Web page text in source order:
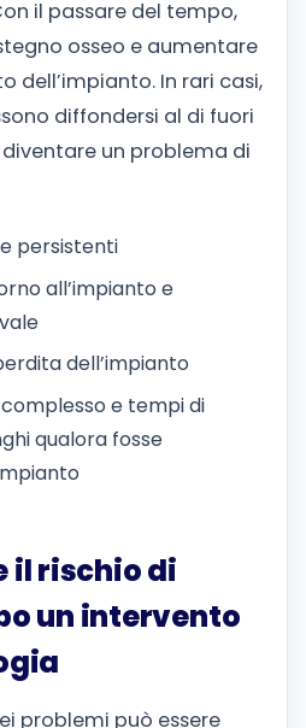
il passare del tempo,
osseo e aumentare
dell’impianto. In rari casi,
diffondersi al di fuori
un problema di
persistenti
all’impianto e
dell’impianto
e tempi di
qualora fosse
il rischio di
un intervento
problemi può essere